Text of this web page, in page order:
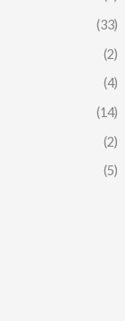
(33)
(2)
(4)
(14)
(2)
(5)